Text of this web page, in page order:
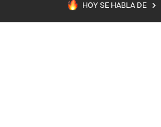
HOY SE HABLA DE